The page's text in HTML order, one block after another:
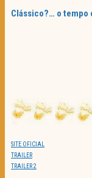
Clássico?… o tempo
SITE OFICIAL
TRAILER
TRAILER 2